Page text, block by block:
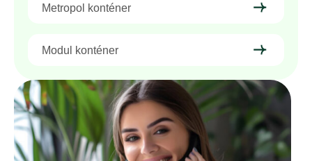
Metropol konténer
Modul konténer